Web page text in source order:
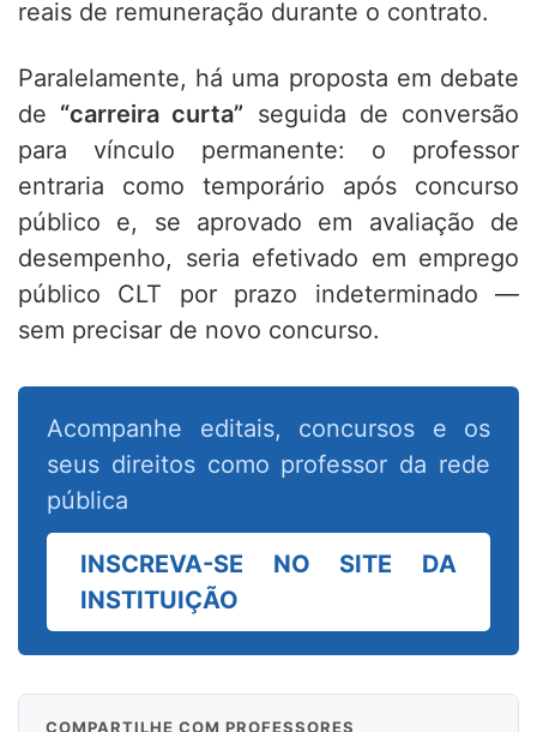
reais de remuneração durante o contrato.
Paralelamente, há uma proposta em debate
de “carreira curta” seguida de conversão
para vínculo permanente: o professor
entraria como temporário após concurso
público e, se aprovado em avaliação de
desempenho, seria efetivado em emprego
público CLT por prazo indeterminado —
sem precisar de novo concurso.
Acompanhe editais, concursos e os
seus direitos como professor da rede
pública
INSCREVA-SE NO SITE DA
INSTITUIÇÃO
COMPARTILHE COM PROFESSORES